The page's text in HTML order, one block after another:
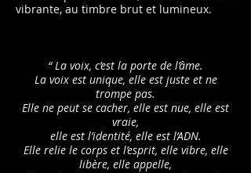
vibrante, au timbre brut et lumineux.
“ La voix, c’est la porte de l’âme.
La voix est unique, elle est juste et ne
trompe pas.
Elle ne peut se cacher, elle est nue, elle est
vraie,
elle est l’identité, elle est l’ADN.
Elle relie le corps et l’esprit, elle vibre, elle
libère, elle appelle,